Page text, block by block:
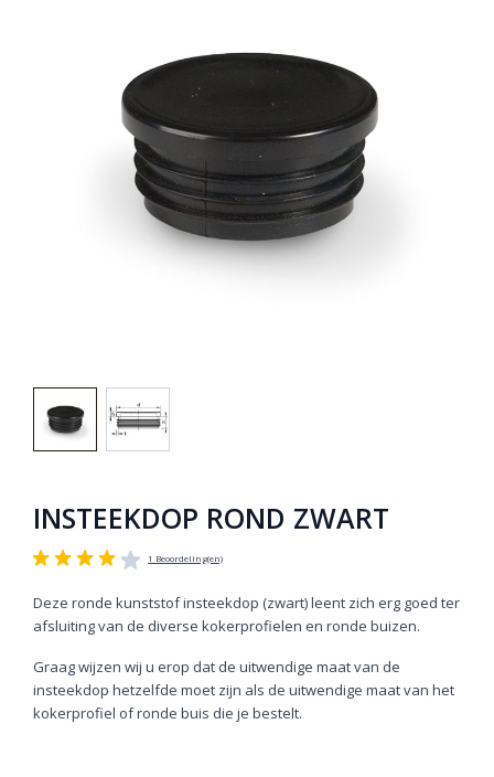
INSTEEKDOP ROND ZWART
1 Beoordeling(en)
Deze ronde kunststof insteekdop (zwart) leent zich erg goed ter
afsluiting van de diverse kokerprofielen en ronde buizen.
Graag wijzen wij u erop dat de uitwendige maat van de
insteekdop hetzelfde moet zijn als de uitwendige maat van het
kokerprofiel of ronde buis die je bestelt.